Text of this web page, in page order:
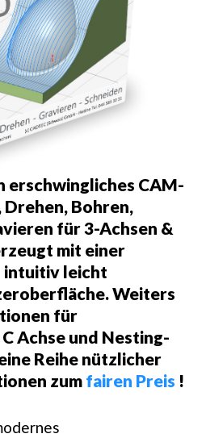
erschwingliches CAM-
Drehen, Bohren,
für 3-Achsen &
mit einer
intuitiv leicht
Weiters
für
Achse und Nesting-
Reihe nützlicher
zum fairen Preis !